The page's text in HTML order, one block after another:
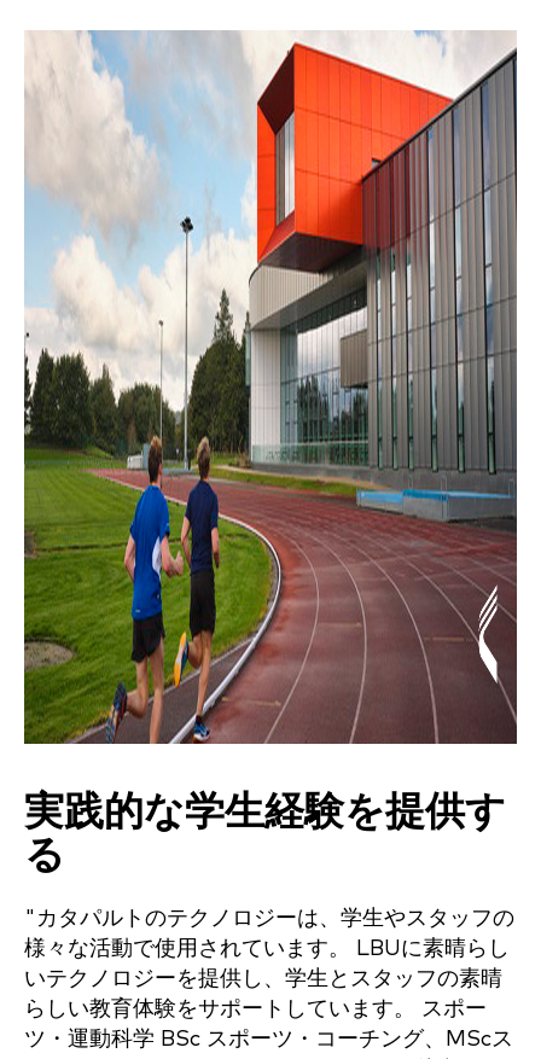
実践的な学生経験を提供す
る
" カタパルトのテクノロジーは、学生やスタッフの
様々な活動で使用されています。
LBUに素晴らし
いテクノロジーを提供し、学生とスタッフの素晴
らしい教育体験をサポートしています。 スポー
ツ・運動科学 BSc スポーツ・コーチング、MScス